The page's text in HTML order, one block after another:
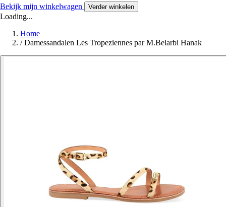
Bekijk mijn winkelwagen Verder winkelen
Loading...
Home
/ Damessandalen Les Tropeziennes par M.Belarbi Hanak